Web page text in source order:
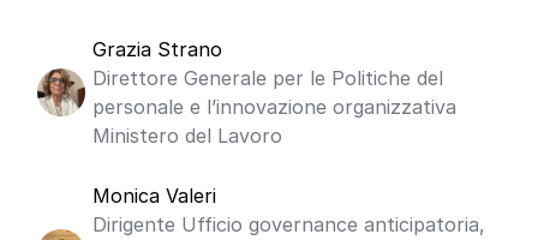
Grazia Strano
Direttore Generale per le Politiche del
personale e l’innovazione organizzativa
Ministero del Lavoro
Monica Valeri
Dirigente Ufficio governance anticipatoria,